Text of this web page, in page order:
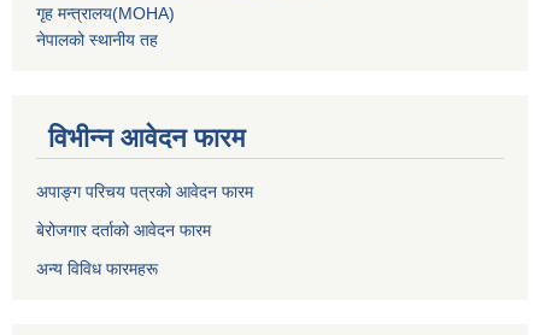
गृह मन्‍त्रालय(MOHA)
नेपालको स्थानीय तह
विभीन्न आवेदन फारम
अपाङ्ग परिचय पत्रको आवेदन फारम
बेरोजगार दर्ताको आवेदन फारम
अन्य विविध फारमहरू